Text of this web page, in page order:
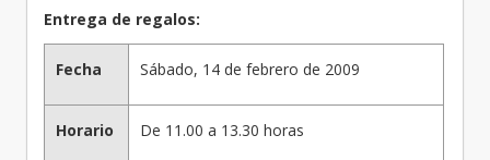
Entrega de regalos:
Fecha Sábado, 14 de febrero de 2009
Horario De 11.00 a 13.30 horas